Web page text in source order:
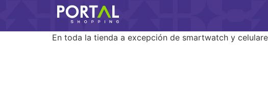
En toda la tienda a excepción de smartwatch y